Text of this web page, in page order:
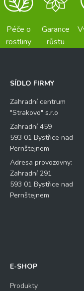
Péče o
rostliny
Garance
růstu
SÍDLO FIRMY
Zahradní centrum
"Strakovo" s.r.o
Zahradní 459
593 01 Bystřice nad
Pernštejnem
Adresa provozovny:
Zahradní 291
593 01 Bystřice nad
Pernštejnem
E-SHOP
Produkty